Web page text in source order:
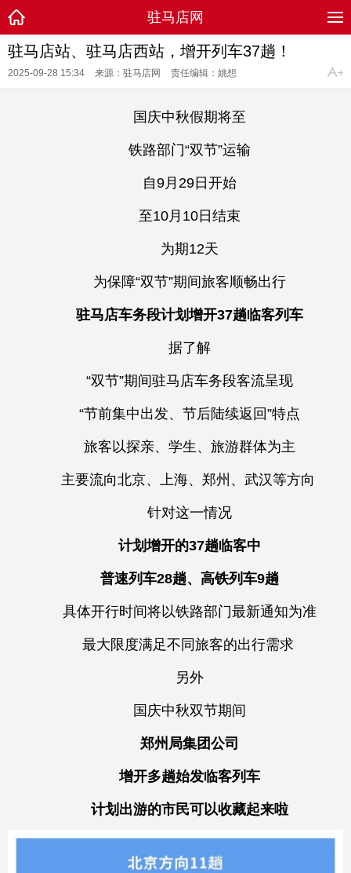
驻马店网
驻马店站、驻马店西站，增开列车37趟！
2025-09-28 15:34 来源：驻马店网 责任编辑：姚想
国庆中秋假期将至
铁路部门“双节”运输
自9月29日开始
至10月10日结束
为期12天
为保障“双节”期间旅客顺畅出行
驻马店车务段计划增开37趟临客列车
据了解
“双节”期间驻马店车务段客流呈现
“节前集中出发、节后陆续返回”特点
旅客以探亲、学生、旅游群体为主
主要流向北京、上海、郑州、武汉等方向
针对这一情况
计划增开的37趟临客中
普速列车28趟、高铁列车9趟
具体开行时间将以铁路部门最新通知为准
最大限度满足不同旅客的出行需求
另外
国庆中秋双节期间
郑州局集团公司
增开多趟始发临客列车
计划出游的市民可以收藏起来啦